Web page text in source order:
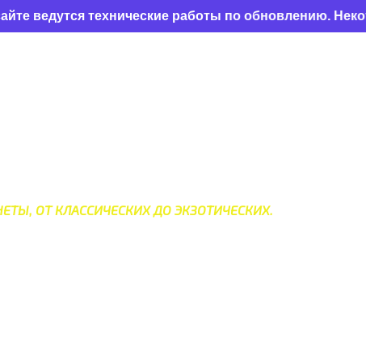
ОТ КЛАССИЧЕСКИХ ДО ЭКЗОТИЧЕСКИХ.
технические работы по обновлению. Некоторые